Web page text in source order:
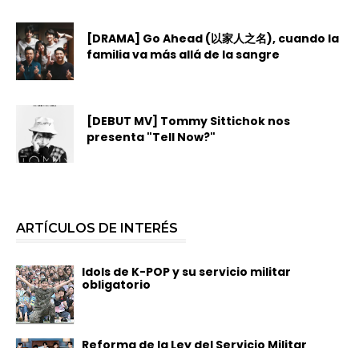
[DRAMA] Go Ahead (以家人之名), cuando la
familia va más allá de la sangre
[DEBUT MV] Tommy Sittichok nos
presenta "Tell Now?"
ARTÍCULOS DE INTERÉS
Idols de K-POP y su servicio militar
obligatorio